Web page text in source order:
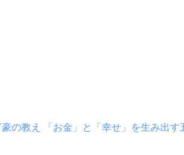
の教え 「お金」と「幸せ」を生み出す